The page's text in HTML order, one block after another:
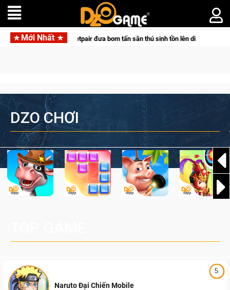
Mới Nhất
tác cùng Pocketpair đưa bom tấn săn thú sinh tồn lên di động với tên gọi
DZO CHƠI
5
Naruto Đại Chiến Mobile